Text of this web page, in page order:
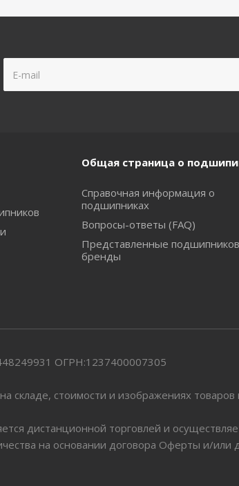
Общая страница о
Справочная информация о
подшипниках
Вопросы-ответы (FAQ)
Представленные
бренды
ОГРН:1237400007305
складе, стоимости и изображениях
дистанционной торговлей и
на основании договора Оферты и/